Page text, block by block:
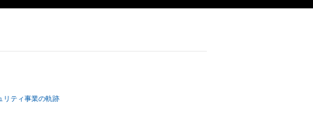
リティ事業の軌跡